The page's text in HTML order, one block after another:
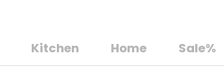
Kitchen Home Sale%